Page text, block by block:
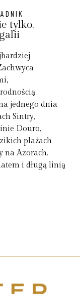
tylko.
jednego dnia
Sintry,
Douro,
plażach
na Azorach.
i długą linią